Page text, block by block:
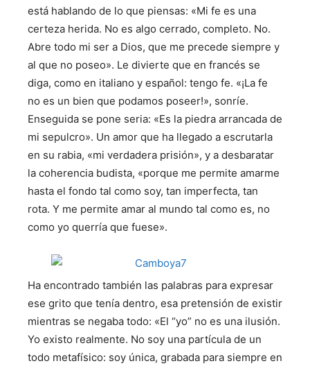
está hablando de lo que piensas: «Mi fe es una
certeza herida. No es algo cerrado, completo. No.
Abre todo mi ser a Dios, que me precede siempre y
al que no poseo». Le divierte que en francés se
diga, como en italiano y español: tengo fe. «¡La fe
no es un bien que podamos poseer!», sonríe.
Enseguida se pone seria: «Es la piedra arrancada de
mi sepulcro». Un amor que ha llegado a escrutarla
en su rabia, «mi verdadera prisión», y a desbaratar
la coherencia budista, «porque me permite amarme
hasta el fondo tal como soy, tan imperfecta, tan
rota. Y me permite amar al mundo tal como es, no
como yo querría que fuese».
Ha encontrado también las palabras para expresar
ese grito que tenía dentro, esa pretensión de existir
mientras se negaba todo: «El “yo” no es una ilusión.
Yo existo realmente. No soy una partícula de un
todo metafísico: soy única, grabada para siempre en